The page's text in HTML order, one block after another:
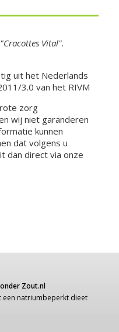
"Cracottes Vital".
uit het Nederlands
3.0 van het RIVM
zorg
wij niet garanderen
kunnen
dat volgens u
dan direct via onze
Zout.nl
een natriumbeperkt dieet